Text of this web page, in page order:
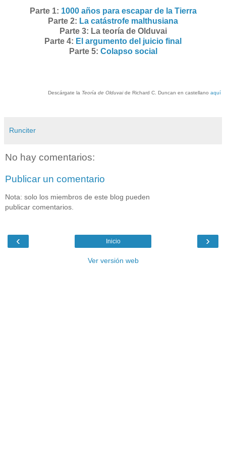
Parte 1: 1000 años para escapar de la Tierra
Parte 2: La catástrofe malthusiana
Parte 3: La teoría de Olduvai
Parte 4: El argumento del juicio final
Parte 5: Colapso social
Descárgate la Teoría de Olduvaide Richard C. Duncan en castellano aquí
Runciter
No hay comentarios:
Publicar un comentario
Nota: solo los miembros de este blog pueden
publicar comentarios.
‹ ›
Inicio
Ver versión web